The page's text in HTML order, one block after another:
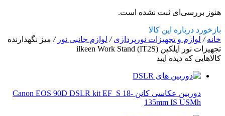
هنوز بررسی‌ای ثبت نشده است.
بازخورد درباره این کالا
خانه/ لوازم و تجهیزات نورپردازی/ لوازم جانبی نور / میز نگهدارنده
تجهیزات نور ایلکین (ilkeen Work Stand (IT2S
کالاهایی که دیده ایید
دوربین عکاسی کانن Canon EOS 90D DSLR kit EF_S 18-
135mm IS USMh